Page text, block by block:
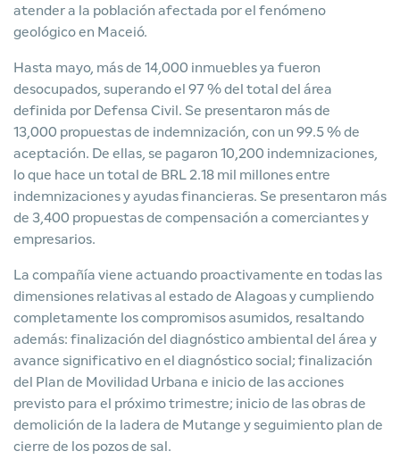
atender a la población afectada por el fenómeno
geológico en Maceió.
Hasta mayo, más de 14,000 inmuebles ya fueron
desocupados, superando el 97 % del total del área
definida por Defensa Civil. Se presentaron más de
13,000 propuestas de indemnización, con un 99.5 % de
aceptación. De ellas, se pagaron 10,200 indemnizaciones,
lo que hace un total de BRL 2.18 mil millones entre
indemnizaciones y ayudas financieras. Se presentaron más
de 3,400 propuestas de compensación a comerciantes y
empresarios.
La compañía viene actuando proactivamente en todas las
dimensiones relativas al estado de Alagoas y cumpliendo
completamente los compromisos asumidos, resaltando
además: finalización del diagnóstico ambiental del área y
avance significativo en el diagnóstico social; finalización
del Plan de Movilidad Urbana e inicio de las acciones
previsto para el próximo trimestre; inicio de las obras de
demolición de la ladera de Mutange y seguimiento plan de
cierre de los pozos de sal.